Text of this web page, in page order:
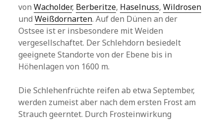
vonWacholder, Berberitze, Haselnuss,Wildrosen
undWeißdornarten. Auf den Dünen an der
Ostsee ist er insbesondere mit Weiden
vergesellschaftet. Der Schlehdorn besiedelt
geeignete Standorte von der Ebene bis in
Höhenlagen von 1600 m.
Die Schlehenfrüchte reifen ab etwa September,
werden zumeist aber nach dem ersten Frost am
Strauch geerntet. Durch Frosteinwirkung